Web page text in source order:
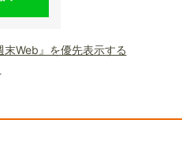
Web』を優先表示する